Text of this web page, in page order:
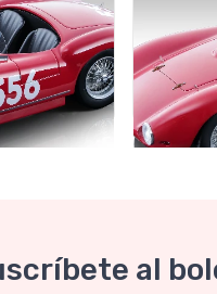
Mille
E. De
Ferrari
Miglia
al